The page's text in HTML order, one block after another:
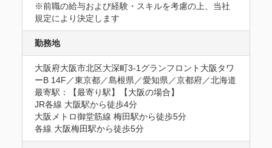
※前職の給与および経験・スキルを考慮の上、当社
規定により決定します
勤務地
大阪府大阪市北区大深町3-1グランフロント大阪タワ
ーB 14F／東京都／島根県／愛知県／京都府／北海道
最寄駅：【最寄り駅】【大阪の場合】
JR各線 大阪駅から徒歩4分
大阪メトロ御堂筋線 梅田駅から徒歩5分
各線 大阪梅田駅から徒歩5分